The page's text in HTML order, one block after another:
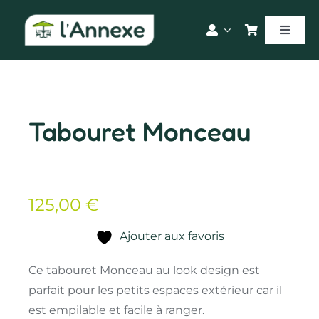
contenu
Toggle
Tabouret Monceau
125,00 €
Ajouter aux favoris
Ce tabouret Monceau au look design est
parfait pour les petits espaces extérieur car il
est empilable et facile à ranger.